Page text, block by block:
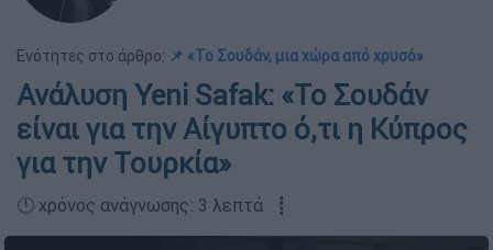
Ενότητες στο άρθρο: 📌 «Το Σουδάν, μια χώρα από χρυσό»
Ανάλυση Yeni Safak: «Το Σουδάν
είναι για την Αίγυπτο ό,τι η Κύπρος
για την Τουρκία»
🕛 χρόνος ανάγνωσης: 3 λεπτά ┋